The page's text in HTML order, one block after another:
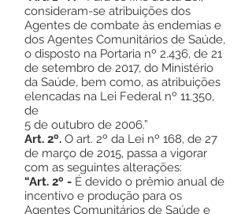
consideram-se atribuições dos
Agentes de combate às endemias e
dos Agentes Comunitários de Saúde,
o disposto na Portaria nº 2.436, de 21
de setembro de 2017, do Ministério
da Saúde, bem como, as atribuições
elencadas na Lei Federal nº 11.350,
de
5 de outubro de 2006.”
Art. 2º. O art. 2º da Lei nº 168, de 27
de março de 2015, passa a vigorar
com as seguintes alterações:
“Art. 2º - É devido o prêmio anual de
incentivo e produção para os
Agentes Comunitários de Saúde e